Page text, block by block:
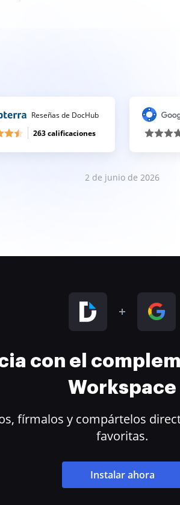
Reseñas de DocHub
263 calificaciones
2 de junio de 2026
con el
Workspace
fírmalos y compártelos
favoritas.
Instalar ahora